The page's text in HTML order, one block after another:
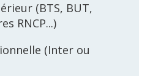
(BTS, BUT,
RNCP...)
(Inter ou